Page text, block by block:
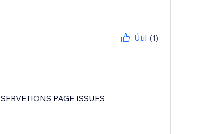
Útil (1)
PAGE ISSUES